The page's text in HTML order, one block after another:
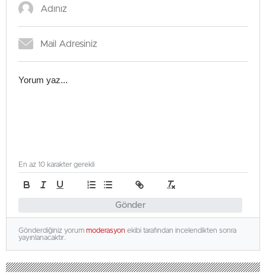
Gönder
En az 10 karakter gerekli
Gönderdiğiniz yorum moderasyon ekibi tarafından incelendikten sonra
yayınlanacaktır.